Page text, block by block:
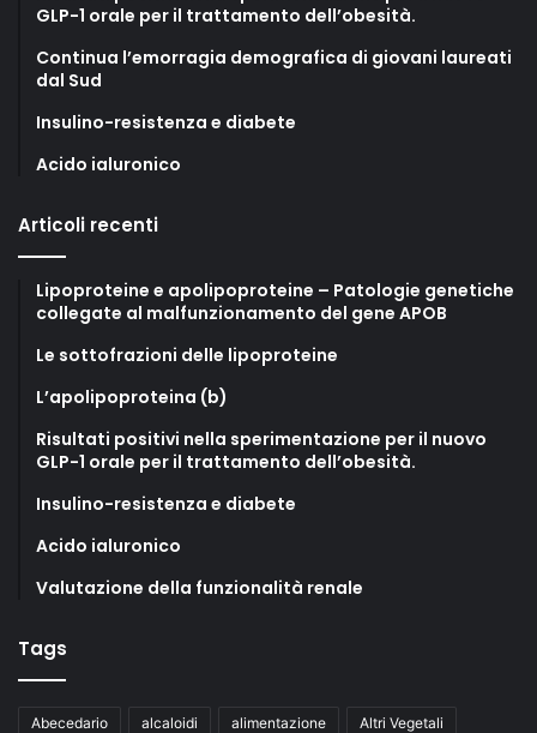
GLP-1 orale per il trattamento dell’obesità.
Continua l’emorragia demografica di giovani laureati
dal Sud
Insulino-resistenza e diabete
Acido ialuronico
Articoli recenti
Lipoproteine e apolipoproteine – Patologie genetiche
collegate al malfunzionamento del gene APOB
Le sottofrazioni delle lipoproteine
L’apolipoproteina (b)
Risultati positivi nella sperimentazione per il nuovo
GLP-1 orale per il trattamento dell’obesità.
Insulino-resistenza e diabete
Acido ialuronico
Valutazione della funzionalità renale
Tags
Abecedario alcaloidi alimentazione Altri Vegetali